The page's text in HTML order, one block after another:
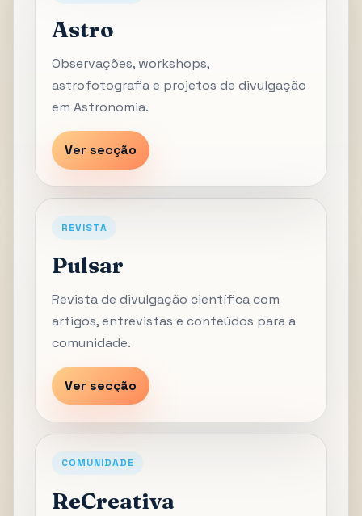
Astro
Observações, workshops,
astrofotografia e projetos de divulgação
em Astronomia.
Ver secção
REVISTA
Pulsar
Revista de divulgação científica com
artigos, entrevistas e conteúdos para a
comunidade.
Ver secção
COMUNIDADE
ReCreativa